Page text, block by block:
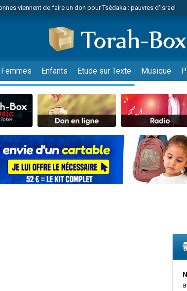
viennent de faire un don pour Tsédaka : pauvres d'Israel
viennent de demander une bénédiction
viennent de faire un don pour Diane, 80 ans, dans un
49 places pour étudier en groupe sur Zoom
viennent de nous rejoindre sur WhatsApp
viennent de demander une bénédiction
49 places pour étudier en groupe sur Zoom
viennent de nous rejoindre sur WhatsApp
viennent de nous rejoindre sur WhatsApp
viennent de faire un don pour Reloger Rivka, 6 enfants,
viennent de faire un don pour 1 Journée de Vacances Pour
viennent de nous rejoindre sur WhatsApp
Femmes Enfants Etude sur Texte Musique